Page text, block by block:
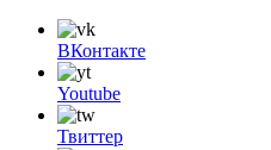
ВКонтакте
Youtube
Твиттер